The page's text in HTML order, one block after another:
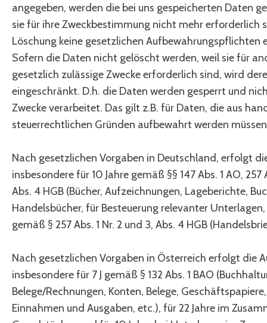
angegeben, werden die bei uns gespeicherten Daten
sie für ihre Zweckbestimmung nicht mehr erforderlich
Löschung keine gesetzlichen Aufbewahrungspflichten
Sofern die Daten nicht gelöscht werden, weil sie für
gesetzlich zulässige Zwecke erforderlich sind, wird
eingeschränkt. D.h. die Daten werden gesperrt und
Zwecke verarbeitet. Das gilt z.B. für Daten, die aus
steuerrechtlichen Gründen aufbewahrt werden
Nach gesetzlichen Vorgaben in Deutschland, erfolgt
insbesondere für 10 Jahre gemäß §§ 147 Abs. 1 AO, 257
Abs. 4 HGB (Bücher, Aufzeichnungen, Lageberichte,
Handelsbücher, für Besteuerung relevanter
gemäß § 257 Abs. 1 Nr. 2 und 3, Abs. 4 HGB
Nach gesetzlichen Vorgaben in Österreich erfolgt die
insbesondere für 7 J gemäß § 132 Abs. 1 BAO
Belege/Rechnungen, Konten, Belege,
Einnahmen und Ausgaben, etc.), für 22 Jahre im